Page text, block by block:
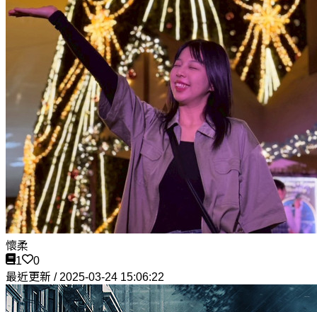
懷柔
1
0
最近更新 / 2025-03-24 15:06:22